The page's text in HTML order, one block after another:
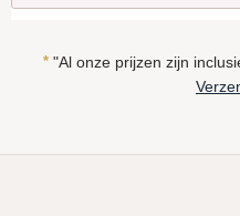
* "Al onze prijzen zijn